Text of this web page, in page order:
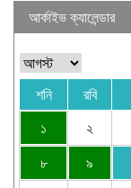
আর্কাইভ ক্যালেন্ডার
শনি রবি
১
২
৮
৯